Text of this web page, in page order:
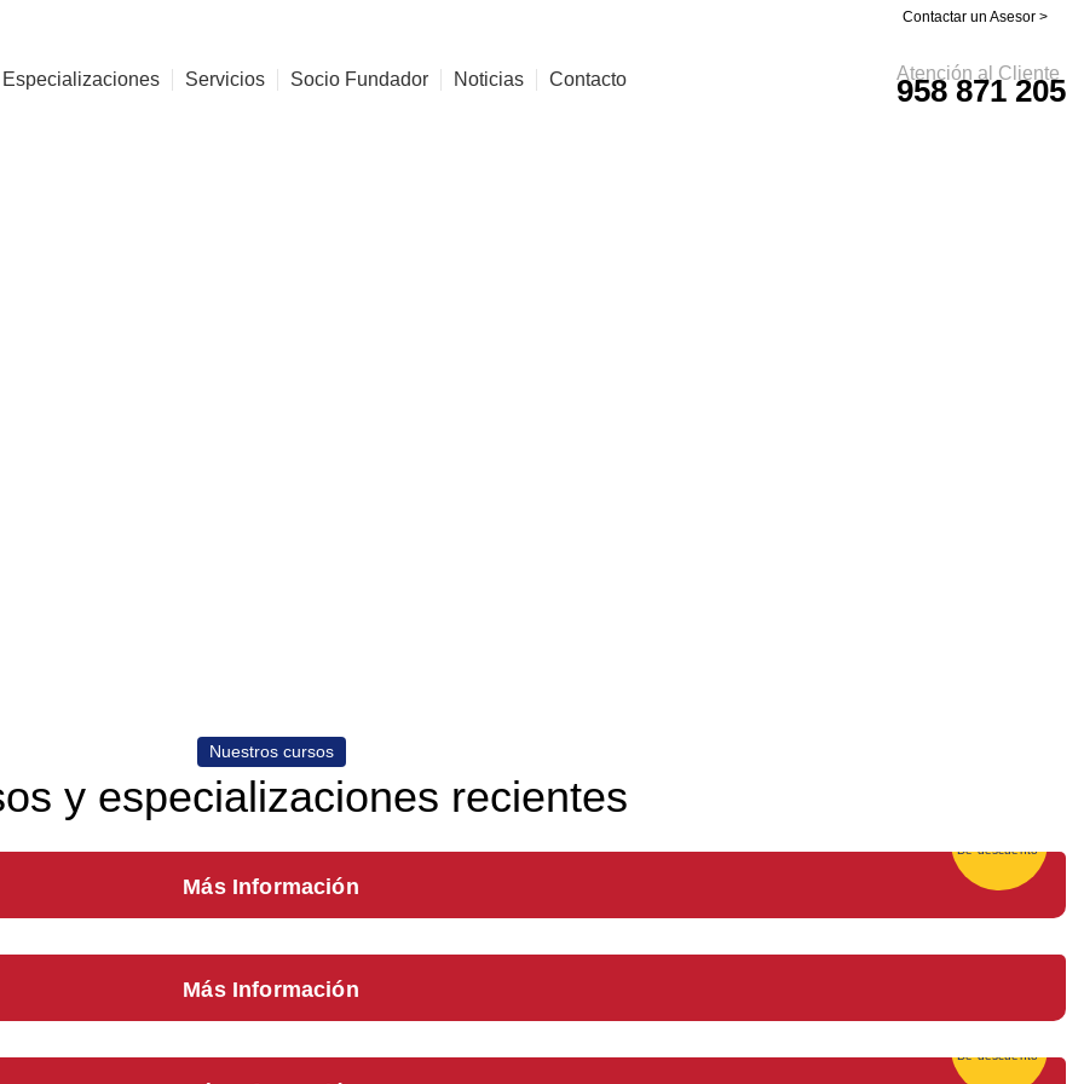
Contactar un Asesor >
Servicios Socio Fundador Noticias Contacto Atención al Cliente
958 871 205
Nuestros cursos
y especializaciones recientes
De descuento
Más Información
Más Información
De descuento